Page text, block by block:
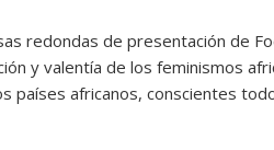
redondas de presentación de
y valentía de los feminismos
países africanos, conscientes